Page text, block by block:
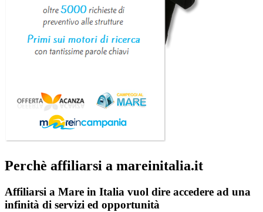
Perchè affiliarsi a mareinitalia.it
Affiliarsi a Mare in Italia vuol dire accedere ad una
infinità di servizi ed opportunità